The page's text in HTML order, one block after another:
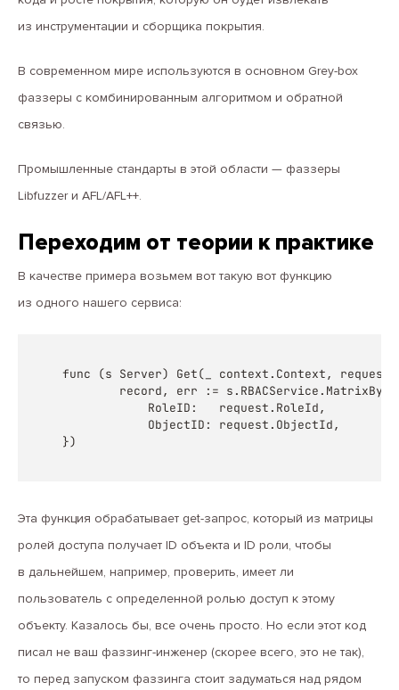
из инструментации и сборщика покрытия.
В современном мире используются в основном Grey-box
фаззеры с комбинированным алгоритмом и обратной
связью.
Промышленные стандарты в этой области — фаззеры
Libfuzzer и AFL/AFL++.
Переходим от теории к практике
В качестве примера возьмем вот такую вот функцию
из одного нашего сервиса:
func (s Server) Get(_ context.Context, request
record, err :=
            RoleID:   request.RoleId,
            ObjectID: request.ObjectId,
})
Эта функция обрабатывает get-запрос, который из матрицы
ролей доступа получает ID объекта и ID роли, чтобы
в дальнейшем, например, проверить, имеет ли
пользователь с определенной ролью доступ к этому
объекту. Казалось бы, все очень просто. Но если этот код
писал не ваш фаззинг-инженер (скорее всего, это не так),
то перед запуском фаззинга стоит задуматься над рядом